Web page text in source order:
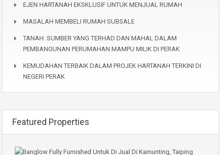
EJEN HARTANAH EKSKLUSIF UNTUK MENJUAL RUMAH
MASALAH MEMBELI RUMAH SUBSALE
TANAH: SUMBER YANG TERHAD DAN MAHAL DALAM
PEMBANGUNAN PERUMAHAN MAMPU MILIK DI PERAK
KEMUDAHAN TERBAIK DALAM PROJEK HARTANAH TERKINI DI
NEGERI PERAK
Featured Properties